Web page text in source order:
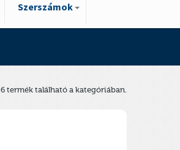
Szerszámok
6 termék található a kategóriában.